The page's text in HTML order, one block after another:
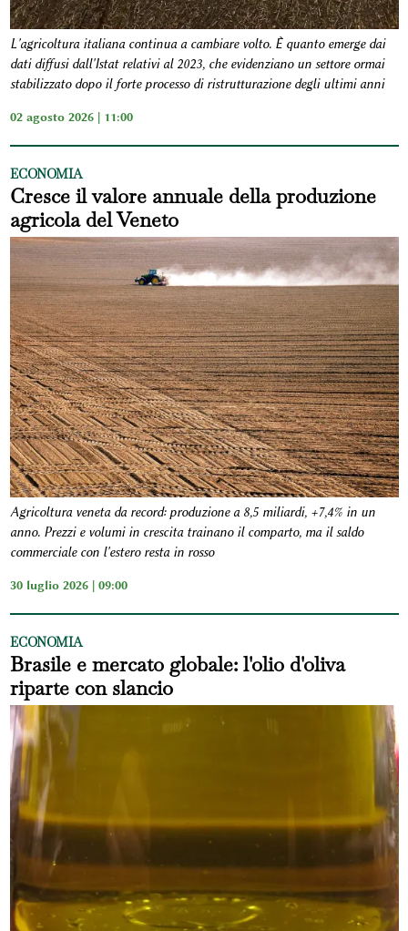
L'agricoltura italiana continua a cambiare volto. È quanto emerge dai
dati diffusi dall'Istat relativi al 2023, che evidenziano un settore ormai
stabilizzato dopo il forte processo di ristrutturazione degli ultimi anni
02 agosto 2026 | 11:00
ECONOMIA
Cresce il valore annuale della produzione
agricola del Veneto
Agricoltura veneta da record: produzione a 8,5 miliardi, +7,4% in un
anno. Prezzi e volumi in crescita trainano il comparto, ma il saldo
commerciale con l'estero resta in rosso
30 luglio 2026 | 09:00
ECONOMIA
Brasile e mercato globale: l'olio d'oliva
riparte con slancio